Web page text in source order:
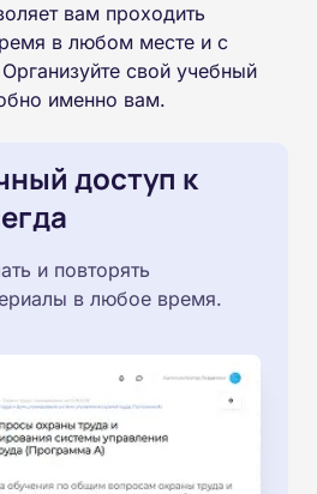
вам проходить
в любом месте и с
свой учебный
именно вам.
доступ к
и повторять
в любое время.